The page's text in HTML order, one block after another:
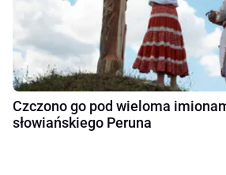
Czczono go pod wieloma
słowiańskiego Peruna